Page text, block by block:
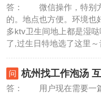
答： 微信操作，特别
的。地点也方便。环境也
多ktv卫生间地上都是湿
了,过生日特地选了这里
杭州找工作泡汤
答： 用户现在需要一篇